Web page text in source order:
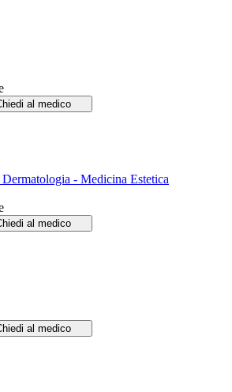
al medico
- Medicina Estetica
al medico
al medico